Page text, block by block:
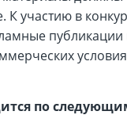
К участию в
по